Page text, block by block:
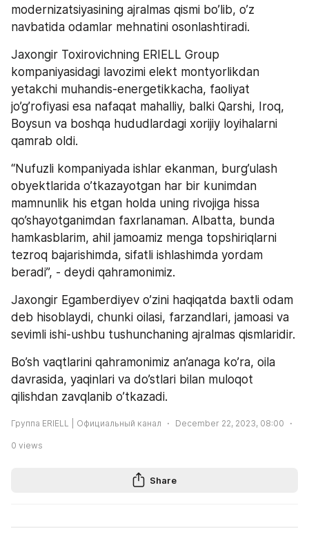
modernizatsiyasining ajralmas qismi bo’lib, o’z
navbatida odamlar mehnatini osonlashtiradi.
Jaxongir Toxirovichning ERIELL Group
kompaniyasidagi lavozimi elekt montyorlikdan
yetakchi muhandis-energetikkacha, faoliyat
jo’g’rofiyasi esa nafaqat mahalliy, balki Qarshi, Iroq,
Boysun va boshqa hududlardagi xorijiy loyihalarni
qamrab oldi.
“Nufuzli kompaniyada ishlar ekanman, burg’ulash
obyektlarida o’tkazayotgan har bir kunimdan
mamnunlik his etgan holda uning rivojiga hissa
qo’shayotganimdan faxrlanaman. Albatta, bunda
hamkasblarim, ahil jamoamiz menga topshiriqlarni
tezroq bajarishimda, sifatli ishlashimda yordam
beradi”, - deydi qahramonimiz.
Jaxongir Egamberdiyev o’zini haqiqatda baxtli odam
deb hisoblaydi, chunki oilasi, farzandlari, jamoasi va
Bo’sh vaqtlarini qahramonimiz an’anaga ko’ra, oila
davrasida, yaqinlari va do’stlari bilan muloqot
qilishdan zavqlanib o’tkazadi.
Группа ERIELL | Официальный канал December 22, 2023, 08:00
0 views
Share